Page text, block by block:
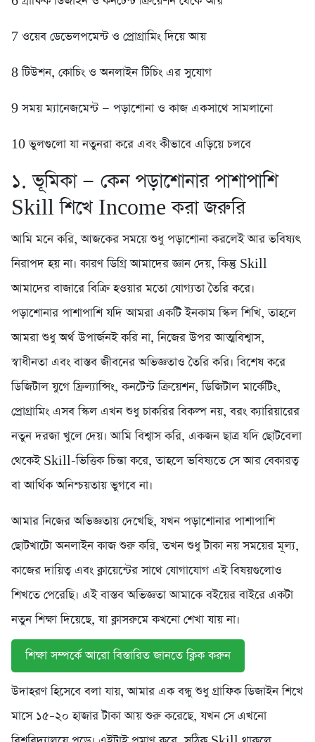
7️ ওয়েব ডেভেলপমেন্ট ও প্রোগ্রামিং দিয়ে আয়
8️ টিউশন, কোচিং ও অনলাইন টিচিং এর সুযোগ
9️ সময় ম্যানেজমেন্ট — পড়াশোনা ও কাজ একসাথে সামলানো
10 ভুলগুলো যা নতুনরা করে এবং কীভাবে এড়িয়ে চলবে
১. ভূমিকা — কেন পড়াশোনার পাশাপাশি
Skill শিখে Income করা জরুরি
আমি মনে করি, আজকের সময়ে শুধু পড়াশোনা করলেই আর ভবিষ্যৎ
নিরাপদ হয় না। কারণ ডিগ্রি আমাদের জ্ঞান দেয়, কিন্তু Skill
আমাদের বাজারে বিক্রি হওয়ার মতো যোগ্যতা তৈরি করে।
পড়াশোনার পাশাপাশি যদি আমরা একটি ইনকাম স্কিল শিখি, তাহলে
আমরা শুধু অর্থ উপার্জনই করি না, নিজের উপর আত্মবিশ্বাস,
স্বাধীনতা এবং বাস্তব জীবনের অভিজ্ঞতাও তৈরি করি। বিশেষ করে
ডিজিটাল যুগে ফ্রিল্যান্সিং, কনটেন্ট ক্রিয়েশন, ডিজিটাল মার্কেটিং,
প্রোগ্রামিং এসব স্কিল এখন শুধু চাকরির বিকল্প নয়, বরং ক্যারিয়ারের
নতুন দরজা খুলে দেয়। আমি বিশ্বাস করি, একজন ছাত্র যদি ছোটবেলা
থেকেই Skill-ভিত্তিক চিন্তা করে, তাহলে ভবিষ্যতে সে আর বেকারত্ব
বা আর্থিক অনিশ্চয়তায় ভুগবে না।
আমার নিজের অভিজ্ঞতায় দেখেছি, যখন পড়াশোনার পাশাপাশি
ছোটখাটো অনলাইন কাজ শুরু করি, তখন শুধু টাকা নয় সময়ের মূল্য,
কাজের দায়িত্ব এবং ক্লায়েন্টের সাথে যোগাযোগ এই বিষয়গুলোও
শিখতে পেরেছি। এই বাস্তব অভিজ্ঞতা আমাকে বইয়ের বাইরে একটা
নতুন শিক্ষা দিয়েছে, যা ক্লাসরুমে কখনো শেখা যায় না।
শিক্ষা সম্পর্কে আরো বিস্তারিত জানতে ক্লিক করুন
উদাহরণ হিসেবে বলা যায়, আমার এক বন্ধু শুধু গ্রাফিক ডিজাইন শিখে
মাসে ১৫–২০ হাজার টাকা আয় শুরু করেছে, যখন সে এখনো